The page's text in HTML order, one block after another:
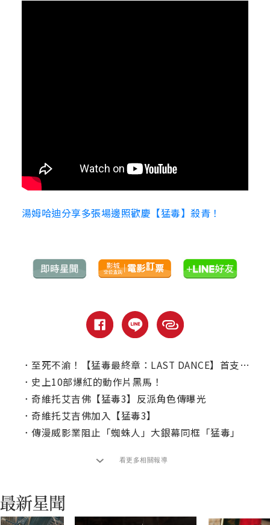
湯姆哈迪分享多張場邊照歡慶【猛毒】殺青！
． 至死不渝！【猛毒最終章：LAST DANCE】首支預告曝光！
． 史上10部爆紅的動作片黑馬！
． 奇維托艾吉佛【猛毒3】反派角色傳曝光
． 奇維托艾吉佛加入【猛毒3】
． 傳漫威影業阻止「蜘蛛人」大銀幕同框「猛毒」
看更多相關報導